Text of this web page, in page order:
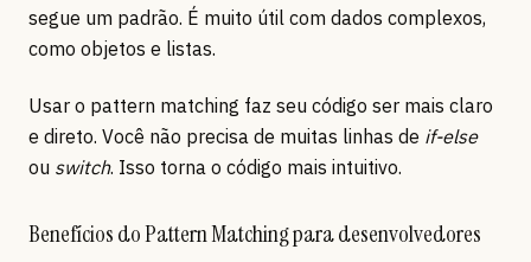
segue um padrão. É muito útil com dados complexos,
como objetos e listas.
Usar o pattern matching faz seu código ser mais claro
e direto. Você não precisa de muitas linhas de if-else
ou switch. Isso torna o código mais intuitivo.
Benefícios do Pattern Matching para desenvolvedores